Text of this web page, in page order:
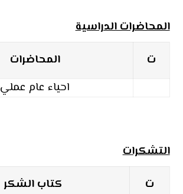
المحاضرات الدراسية
ت
المحاضرات
احياء عام عملي
التشكرات
ت
كتاب الشكر